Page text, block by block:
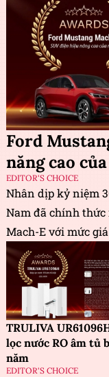
Ford
năng cao
EDITOR'S CHOICE
Nhân dịp kỷ niệm
Nam đã chính
Mach-E với mức
TRULIVA
lọc nước RO âm tủ
năm
EDITOR'S CHOICE